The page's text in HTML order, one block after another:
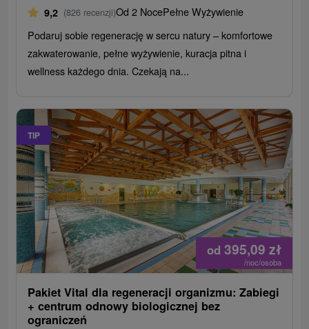
9,2 (826 recenzji)Od 2 NocePełne Wyżywienie
Podaruj sobie regenerację w sercu natury – komfortowe
zakwaterowanie, pełne wyżywienie, kuracja pitna i
wellness każdego dnia. Czekają na...
TIP
od 395,09 zł
/noc/osoba
Pakiet Vital dla regeneracji organizmu: Zabiegi
+ centrum odnowy biologicznej bez
ograniczeń